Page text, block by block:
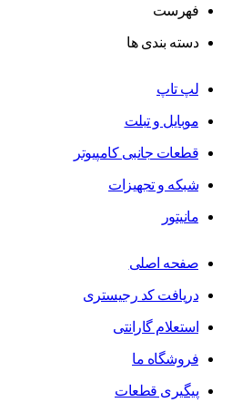
فهرست
دسته بندی ها
لپ تاپ
موبایل و تبلت
قطعات جانبی کامپیوتر
شبکه و تجهیزات
مانیتور
صفحه اصلی
دریافت کد رجیستری
استعلام گارانتی
فروشگاه ما
پیگیری قطعات